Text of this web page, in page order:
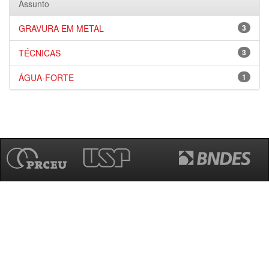
Assunto
3
GRAVURA EM METAL
3
TÉCNICAS
1
ÁGUA-FORTE